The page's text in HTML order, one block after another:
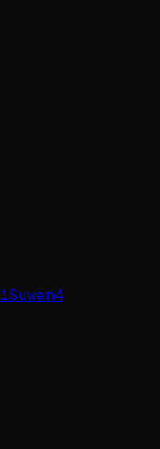
1Suwen4